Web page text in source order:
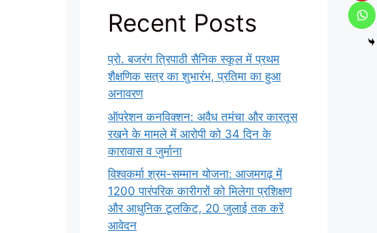
Recent Posts
प्रो. बजरंग त्रिपाठी सैनिक स्कूल में प्रथम
शैक्षणिक सत्र का शुभारंभ, प्रतिमा का हुआ
अनावरण
ऑपरेशन कनविक्शन: अवैध तमंचा और कारतूस
रखने के मामले में आरोपी को 34 दिन के
कारावास व जुर्माना
विश्वकर्मा श्रम-सम्मान योजना: आजमगढ़ में
1200 पारंपरिक कारीगरों को मिलेगा प्रशिक्षण
और आधुनिक टूलकिट, 20 जुलाई तक करें
आवेदन